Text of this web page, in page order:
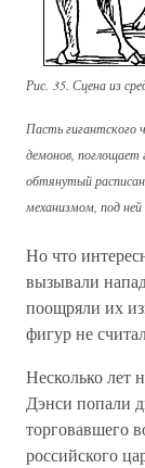
Рис. 35. Сцена из
Пасть гигантского
демонов, поглощает
обтянутый
механизмом, под ней
Но что
вызывали
поощряли их
фигур не
Несколько лет
Дэнси попали
торговавшего
российского